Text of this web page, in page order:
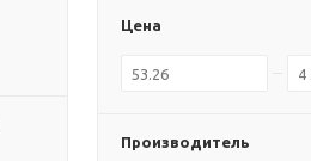
Цена
Производитель